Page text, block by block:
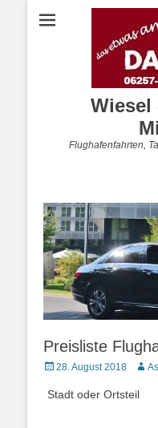
Wiesel
Flughafenfahrten,
Preisliste
Posted
28. August 2018 Autor
Stadt oder Ortsteil